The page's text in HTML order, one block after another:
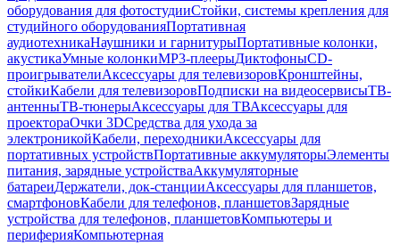
оборудования для фотостудииСтойки, системы крепления для
студийного оборудованияПортативная
аудиотехникаНаушники и гарнитурыПортативные колонки,
акустикаУмные колонкиMP3-плеерыДиктофоныCD-
проигрывателиАксессуары для телевизоровКронштейны,
стойкиКабели для телевизоровПодписки на видеосервисыТВ-
антенныТВ-тюнерыАксессуары для ТВАксессуары для
проектораОчки 3DСредства для ухода за
электроникойКабели, переходникиАксессуары для
портативных устройствПортативные аккумуляторыЭлементы
питания, зарядные устройстваАккумуляторные
батареиДержатели, док-станцииАксессуары для планшетов,
смартфоновКабели для телефонов, планшетовЗарядные
устройства для телефонов, планшетовКомпьютеры и
периферияКомпьютерная